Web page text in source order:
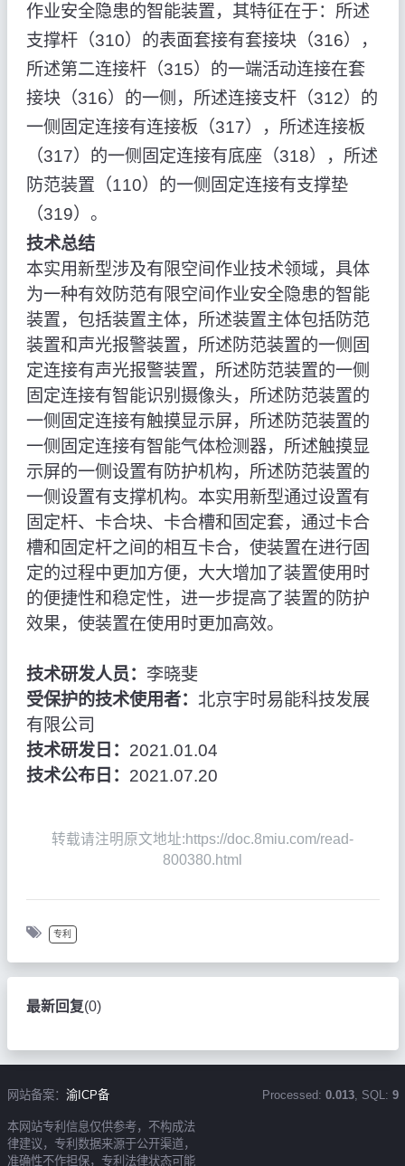
作业安全隐患的智能装置，其特征在于：所述
支撑杆（310）的表面套接有套接块（316），
所述第二连接杆（315）的一端活动连接在套
接块（316）的一侧，所述连接支杆（312）的
一侧固定连接有连接板（317），所述连接板
（317）的一侧固定连接有底座（318），所述
防范装置（110）的一侧固定连接有支撑垫
（319）。
技术总结
本实用新型涉及有限空间作业技术领域，具体
为一种有效防范有限空间作业安全隐患的智能
装置，包括装置主体，所述装置主体包括防范
装置和声光报警装置，所述防范装置的一侧固
定连接有声光报警装置，所述防范装置的一侧
固定连接有智能识别摄像头，所述防范装置的
一侧固定连接有触摸显示屏，所述防范装置的
一侧固定连接有智能气体检测器，所述触摸显
示屏的一侧设置有防护机构，所述防范装置的
一侧设置有支撑机构。本实用新型通过设置有
固定杆、卡合块、卡合槽和固定套，通过卡合
槽和固定杆之间的相互卡合，使装置在进行固
定的过程中更加方便，大大增加了装置使用时
的便捷性和稳定性，进一步提高了装置的防护
效果，使装置在使用时更加高效。
技术研发人员： 李晓斐
受保护的技术使用者： 北京宇时易能科技发展
有限公司
技术研发日： 2021.01.04
技术公布日： 2021.07.20
转载请注明原文地址:https://doc.8miu.com/read-
800380.html
专利
最新回复(0)
网站备案： 渝ICP备
本网站专利信息仅供参考，不构成法
律建议，专利数据来源于公开渠道，
准确性不作担保，专利法律状态可能
Processed: 0.013, SQL: 9